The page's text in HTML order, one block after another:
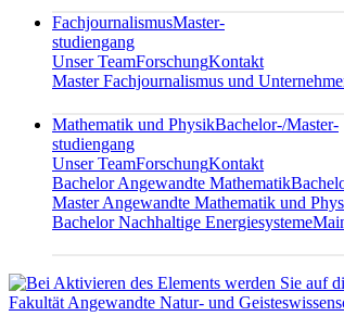
FachjournalismusMaster-
studiengang
Unser TeamForschungKontakt
Master Fachjournalismus und
Mathematik und PhysikBachelor-/Master-
studiengang
Unser TeamForschungKontakt
Bachelor Angewandte Mathematik
Master Angewandte Mathematik und
Bachelor Nachhaltige Energiesysteme
Fakultät Angewandte Natur- und